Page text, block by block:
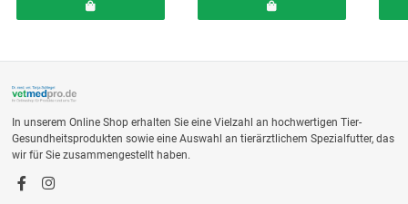
In unserem Online Shop erhalten Sie eine Vielzahl an hochwertigen Tier-
Gesundheitsprodukten sowie eine Auswahl an tierärztlichem Spezialfutter, das
wir für Sie zusammengestellt haben.